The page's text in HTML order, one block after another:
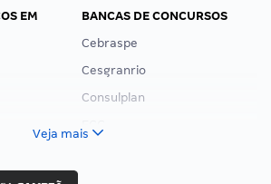
EM
BANCAS DE CONCURSOS
Cebraspe
Cesgranrio
Consulplan
Veja mais